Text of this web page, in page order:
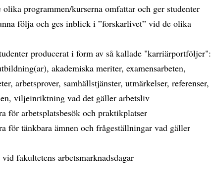
programmen/kurserna omfattar och ger studenter
följa och ges inblick i ”forskarlivet” vid de olika
producerat i form av så kallade "karriärportföljer":
akademiska meriter, examensarbeten,
arbetsprover, samhällstjänster, utmärkelser, referenser,
viljeinriktning vad det gäller arbetsliv
för arbetsplatsbesök och praktikplatser
för tänkbara ämnen och frågeställningar vad gäller
fakultetens arbetsmarknadsdagar